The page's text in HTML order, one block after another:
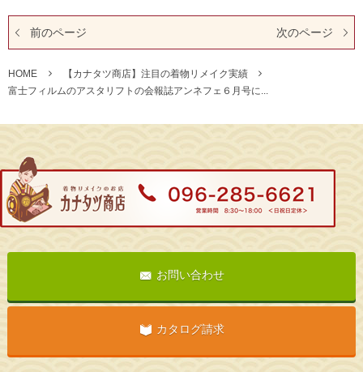
前のページ 次のページ
HOME
【カナタツ商店】注目の着物リメイク実績
富士フィルムのアスタリフトの会報誌アンネフェ６月号に...
お問い合わせ
カタログ請求